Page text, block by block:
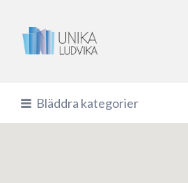
efter:
Bläddra kategorier